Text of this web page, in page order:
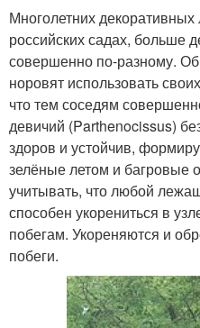
Многолетних
российских садах, больше
совершенно по-разному.
норовят использовать
что тем соседям
девичий (Parthenocissus)
здоров и устойчив,
зелёные летом и багровые
учитывать, что любой
способен укорениться в
побегам. Укореняются и
побеги.